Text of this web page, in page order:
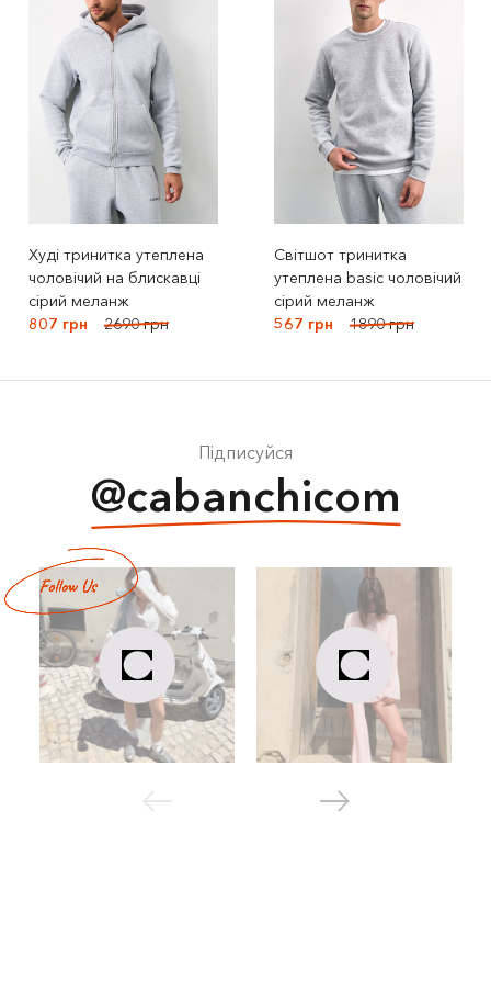
Худі тринитка утеплена
чоловічий на блискавці
сірий меланж
807 грн
2690 грн
Світшот тринитка
утеплена basic чоловічий
сірий меланж
567 грн
1890 грн
Підписуйся
@cabanchicom